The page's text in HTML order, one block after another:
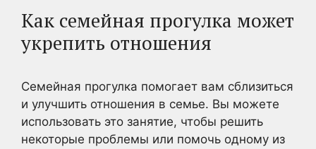
Как семейная прогулка может
укрепить отношения
Семейная прогулка помогает вам сблизиться
и улучшить отношения в семье. Вы можете
использовать это занятие, чтобы решить
некоторые проблемы или помочь одному из